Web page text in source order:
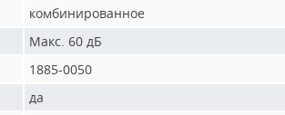
комбинированное
Макс. 60 дБ
1885-0050
да